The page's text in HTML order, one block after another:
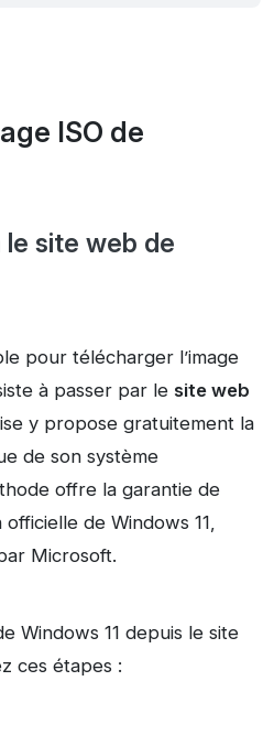
ISO de
le site web de
pour télécharger l’image
à passer par le site web
y propose gratuitement la
de son système
offre la garantie de
de Windows 11,
Microsoft.
Windows 11 depuis le site
ces étapes :